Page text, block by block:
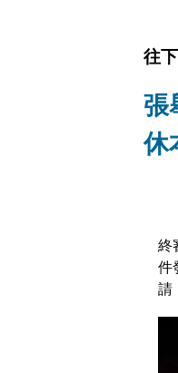
往
張
休
終
件
請